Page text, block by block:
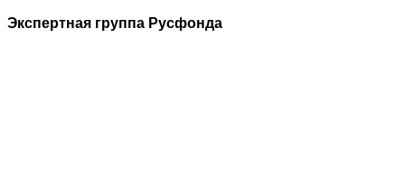
Экспертная группа Русфонда